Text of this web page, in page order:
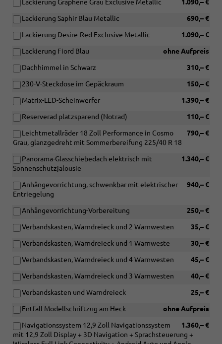
1.090,– €
Lackierung Graphene Grau Exclusive Metallic
690,– €
Lackierung Saphir Blau Metallic
1.090,– €
Lackierung Desire-Red Exclusive Metallic
ohne Aufpreis
Lackierung Fiord Blau
310,– €
Dachhimmel in Schwarz
150,– €
230-V-Steckdose im Gepäckraum
1.390,– €
Matrix-LED-Scheinwerfer
110,– €
Reserverad platzsparend (Notrad)
790,– €
Leichtmetallräder 18 Zoll Performance in Cosmo
Grau, glanzgedreht mit Sommerbereifung 225/40 R 18
1.340,– €
Panorama-Glasschiebedach elektrisch mit
Sonnenschutzjalousie
940,– €
Anhängevorrichtung, schwenkbar mit elektrischer
Entriegelung
250,– €
Anhängevorrichtung-Vorbereitung
35,– €
Verbandskasten, Warndreieck und 2 Warnwesten
30,– €
Verbandskasten, Warndreieck und 1 Warnweste
45,– €
Verbandskasten, Warndreieck und 4 Warnwesten
40,– €
Verbandskasten, Warndreieck und 3 Warnwesten
25,– €
Verbandskasten und Warndreieck
ohne Aufpreis
Entfall Modellschriftzug am Heck
1.360,– €
Navigationssystem 12,9 Zoll Navigationssystem
mit 12,9 Zoll Display + 3D Navigation + Sprachsteuerung +